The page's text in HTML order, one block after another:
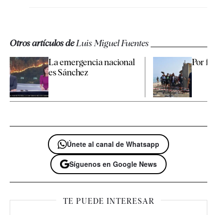
Otros artículos deLuis Miguel Fuentes
La emergencia nacional
es Sánchez
Por
Únete al canal de Whatsapp
Síguenos en Google News
TE PUEDE INTERESAR